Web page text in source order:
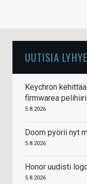
UUTISIA
Keychron
firmwarea
5.8.2026
Doom pyörii nyt
5.8.2026
Honor uudisti
5.8.2026